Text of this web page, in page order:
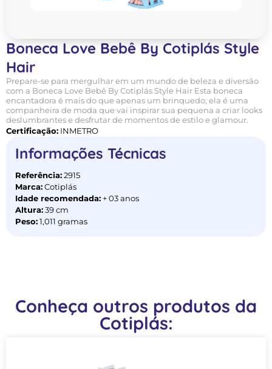
Boneca Love Bebê By Cotiplás Style
Hair
Prepare-se para mergulhar em um mundo de beleza e diversão
com a Boneca Love Bebê By Cotiplás Style Hair Esta boneca
encantadora é mais do que apenas um brinquedo; ela é uma
companheira de moda que vai inspirar sua pequena a criar looks
deslumbrantes e desfrutar de momentos de estilo e glamour.
Certificação: INMETRO
Informações Técnicas
Referência: 2915
Marca: Cotiplás
Idade recomendada: + 03 anos
Altura: 39 cm
Peso: 1,011 gramas
Conheça outros produtos da
Cotiplás: